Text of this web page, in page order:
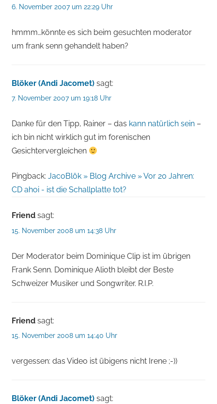
6. November 2007 um 22:29 Uhr
hmmm…könnte es sich beim gesuchten moderator
um frank senn gehandelt haben?
Blöker (Andi Jacomet) sagt:
7. November 2007 um 19:18 Uhr
Danke für den Tipp, Rainer – das kann natürlich sein –
ich bin nicht wirklich gut im forenischen
Gesichtervergleichen
Pingback: JacoBlök » Blog Archive » Vor 20 Jahren:
CD ahoi - ist die Schallplatte tot?
Friend sagt:
15. November 2008 um 14:38 Uhr
Der Moderator beim Dominique Clip ist im übrigen
Frank Senn. Dominique Alioth bleibt der Beste
Schweizer Musiker und Songwriter. R.I.P.
Friend sagt:
15. November 2008 um 14:40 Uhr
vergessen: das Video ist übigens nicht Irene ;-))
Blöker (Andi Jacomet) sagt: